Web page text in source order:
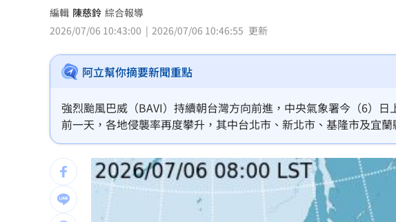
魯冰花原唱隔13年開唱 台下驚見一票大咖
長野安曇野暴雨釀土石流 390住宿客受困
白海豚轉輕颱！最快「今夜脫離暴風圈」
獨／曝YT暫停更3週 南珉貞：不是因為錢 18:34
小孩不願繫安全帶！全機乘客慘滯留一晚 18:32
傳與女員工婚外情助升遷 FIFA主席回應了 18:31
編輯 陳慈鈴 綜合報導
2026/07/06 10:43:00
2026/07/06 10:46:55 更新
阿立幫你摘要新聞重點
強烈颱風巴威（BAVI）持續朝台灣方向前進，中央氣象署今（6）
前一天，各地侵襲率再度攀升，其中台北市、新北市、基隆市及宜
署表示，巴威仍距離台灣約2800公里，但後續仍有增強及暴風圈擴